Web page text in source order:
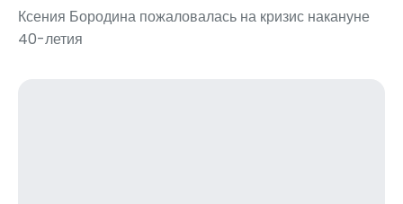
Ксения Бородина пожаловалась на кризис накануне
40-летия